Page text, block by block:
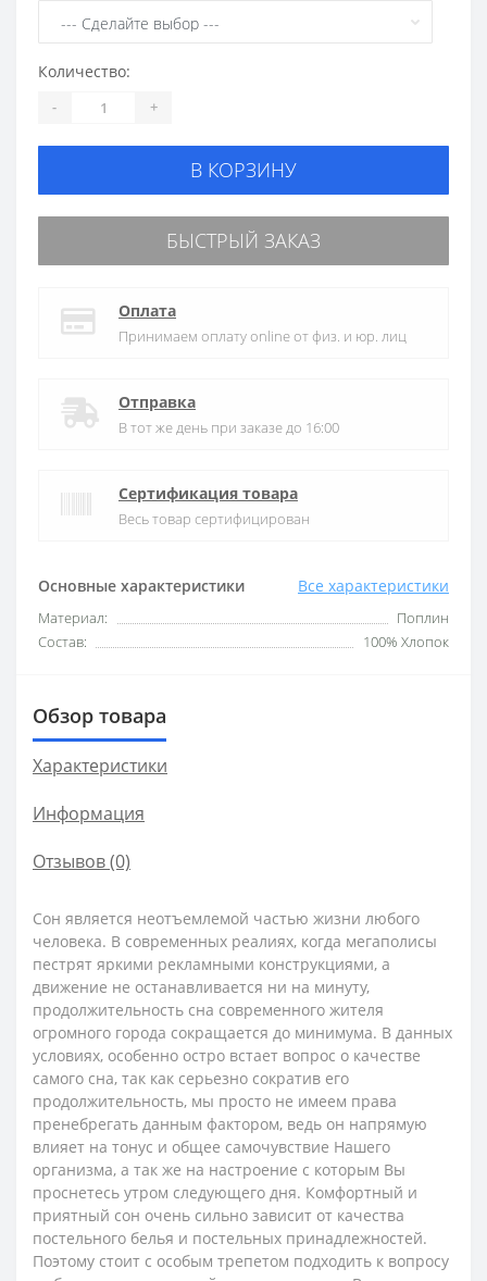
Основные характеристики Все характеристики
Материал:
Поплин
Состав:
100% Хлопок
Количество:
- +
В КОРЗИНУ
БЫСТРЫЙ ЗАКАЗ
Оплата
Принимаем оплату online от физ. и юр. лиц
Отправка
В тот же день при заказе до 16:00
Сертификация товара
Весь товар сертифицирован
Обзор товара
Характеристики
Информация
Отзывов (0)
Сон является неотъемлемой частью жизни любого
человека. В современных реалиях, когда мегаполисы
пестрят яркими рекламными конструкциями, а
движение не останавливается ни на минуту,
продолжительность сна современного жителя
огромного города сокращается до минимума. В данных
условиях, особенно остро встает вопрос о качестве
самого сна, так как серьезно сократив его
продолжительность, мы просто не имеем права
пренебрегать данным фактором, ведь он напрямую
влияет на тонус и общее самочувствие Нашего
организма, а так же на настроение с которым Вы
проснетесь утром следующего дня. Комфортный и
приятный сон очень сильно зависит от качества
постельного белья и постельных принадлежностей.
Поэтому стоит с особым трепетом подходить к вопросу